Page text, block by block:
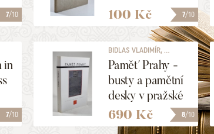
7/10 7/10
100 Kč
7/10
in
8/10
BIDLAS VLADIMÍR, ...
Paměť Prahy -
busty a pamětní
desky v pražské
památkové
rezervaci
690 Kč